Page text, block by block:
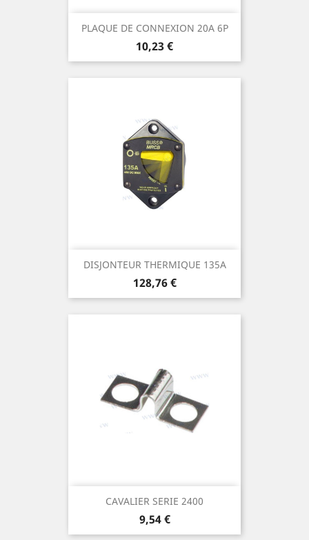
PLAQUE DE CONNEXION 20A 6P
Prix
10,23 €
DISJONTEUR THERMIQUE 135A
Prix
128,76 €
CAVALIER SERIE 2400
Prix
9,54 €